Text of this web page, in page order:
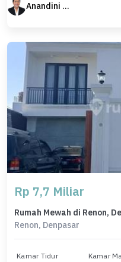
Anandini Property
Rp 7,7 Miliar
Rumah Mewah di Renon,
Renon, Denpasar
Kamar Tidur Kamar